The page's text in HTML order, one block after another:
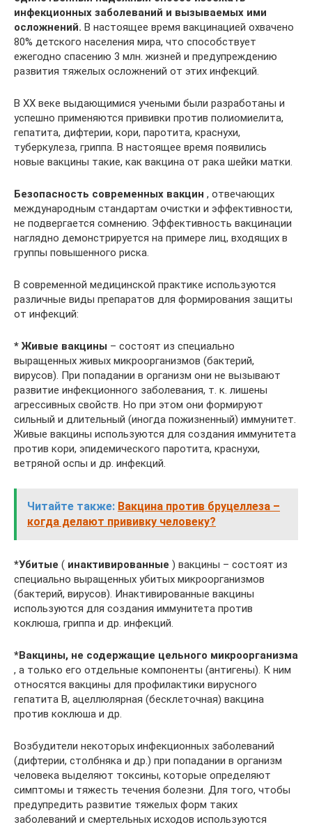
инфекционных заболеваний и вызываемых ими
осложнений. В настоящее время вакцинацией охвачено
80% детского населения мира, что способствует
ежегодно спасению 3 млн. жизней и предупреждению
развития тяжелых осложнений от этих инфекций.
В XX веке выдающимися учеными были разработаны и
успешно применяются прививки против полиомиелита,
гепатита, дифтерии, кори, паротита, краснухи,
туберкулеза, гриппа. В настоящее время появились
новые вакцины такие, как вакцина от рака шейки матки.
Безопасность современных вакцин , отвечающих
международным стандартам очистки и эффективности,
не подвергается сомнению. Эффективность вакцинации
наглядно демонстрируется на примере лиц, входящих в
группы повышенного риска.
В современной медицинской практике используются
различные виды препаратов для формирования защиты
от инфекций:
* Живые вакцины – состоят из специально
выращенных живых микроорганизмов (бактерий,
вирусов). При попадании в организм они не вызывают
развитие инфекционного заболевания, т. к. лишены
агрессивных свойств. Но при этом они формируют
сильный и длительный (иногда пожизненный) иммунитет.
Живые вакцины используются для создания иммунитета
против кори, эпидемического паротита, краснухи,
ветряной оспы и др. инфекций.
Читайте также: Вакцина против бруцеллеза –
когда делают прививку человеку?
*Убитые ( инактивированные ) вакцины – состоят из
специально выращенных убитых микроорганизмов
(бактерий, вирусов). Инактивированные вакцины
используются для создания иммунитета против
коклюша, гриппа и др. инфекций.
*Вакцины, не содержащие цельного микроорганизма
, а только его отдельные компоненты (антигены). К ним
относятся вакцины для профилактики вирусного
гепатита В, ацеллюлярная (бесклеточная) вакцина
против коклюша и др.
Возбудители некоторых инфекционных заболеваний
(дифтерии, столбняка и др.) при попадании в организм
человека выделяют токсины, которые определяют
симптомы и тяжесть течения болезни. Для того, чтобы
предупредить развитие тяжелых форм таких
заболеваний и смертельных исходов используются